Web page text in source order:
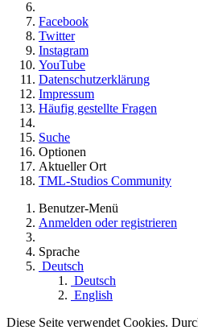
Facebook
Twitter
Instagram
YouTube
Datenschutzerklärung
Impressum
Häufig gestellte Fragen
Suche
Optionen
Aktueller Ort
TML-Studios Community
Benutzer-Menü
Anmelden oder registrieren
Sprache
Deutsch
Deutsch
English
Diese Seite verwendet Cookies.